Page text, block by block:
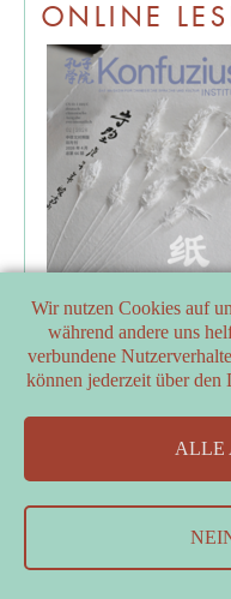
ONLINE
Wir nutzen Cookies auf
während andere uns
verbundene
können jederzeit über den
ALLE